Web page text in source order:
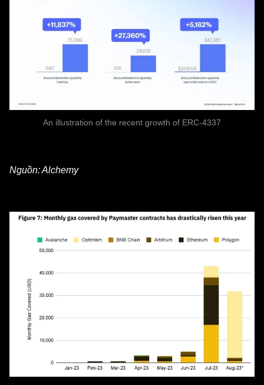
An illustration of the recent growth of ERC-4337
Nguồn: Alchemy